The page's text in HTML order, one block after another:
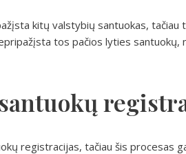
kitų valstybių santuokas, tačiau
tos pačios lyties santuokų,
registracijas, tačiau šis procesas